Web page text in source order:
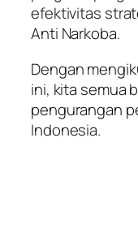
efektivitas
Anti Narkoba.
Dengan
ini, kita semua
pengurangan
Indonesia.